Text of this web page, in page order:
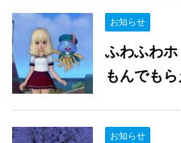
お知らせ
ふわふわ
もんでも
お知らせ